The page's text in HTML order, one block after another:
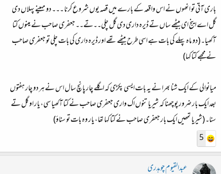
باری آتی تو انھوں نے اس واقعہ کے بارے میں قصہ یوں شروع کرنا ۔۔۔ دو مہینے پہلاں دی
گل اے اینج ای بیٹھے ساں تے ڈیرہ داری دی گل چلی۔۔تے۔۔ جعفری صاحب نے مینوں کتا
آکھیا۔ (دو ماہ پہلے کی بات ہے اسی طرح بیٹھے تھے اور ڈیرہ داری کی بات چلی تو جعفری صاحب
نے مجھے کتا کہا)
میانوالی کے ایک شنا بھرا نے یہ بات ایسی پکڑی کہ اگلے چار پانچ سال اس نے ہر دو چار ہفتوں
بعد ایک بار ضرور پوچھنا کہ شیریا تنوں اک واری جعفری صاحب نے کتا آکھیا سی، یار او گل تے
سنا۔ (شیریا تمھیں ایک بار جعفری صاحب نے کتا کہا تھا، یار وہ بات تو سناؤ)
5
عبدالقیوم چوہدری